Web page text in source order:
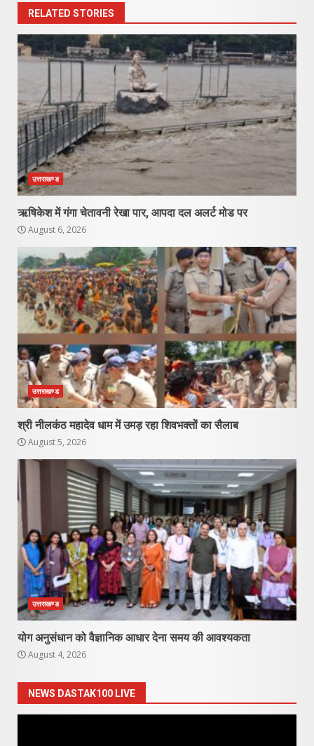
RELATED STORIES
उत्तराखण्ड
ऋषिकेश में गंगा चेतावनी रेखा पार, आपदा दल अलर्ट मोड पर
August 6, 2026
उत्तराखण्ड
श्री नीलकंठ महादेव धाम में उमड़ रहा शिवभक्तों का सैलाब
August 5, 2026
उत्तराखण्ड
योग अनुसंधान को वैज्ञानिक आधार देना समय की आवश्यकता
August 4, 2026
NEWS DASTAK100 LIVE